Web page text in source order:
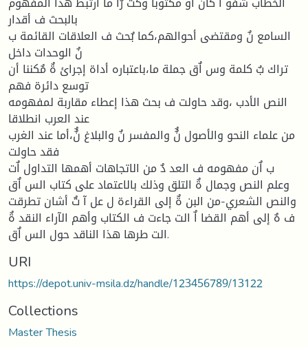
بالبحث ف أقدار
السامع نٌ ومقتضى أحوالهم،كما بٌحث ف العلاقات القائمة ب
نٌ الوحدات داخل
تراك بٌ كلمة وس اٌق جملة ما،باعتباره أداة إجرائ ةٌ مٌكننا أن
توسع دائرة فهم
النص الأدب ،وقد حاولت ف بحث هذا إعطاء مقاربة لمفهومه
عند العرب انطلاقا
من علماء النحو والأصول نٌٌ والمفسر نٌ والبلاغ نٌٌ،أما عند الغرب
فقد حاولت
ب اٌن مفهومه ف العد دٌ من الاتجاهات أهمها التداول اٌت
وعلم النص وجمال ةٌ التلق وذلك بالاعتماد على كتاب الس اٌق
والنص الشعري-من البن ةٌ إلى القراءة ل عل آ تٌ أشان تطرقت
ف هٌ إلى أهم القضا اٌ الت جاءت ف الكتاب وأهم الآراء النقد ةٌ
الت طرها هذا الناقد حول الس اٌق.
URI
https://depot.univ-msila.dz/handle/123456789/13122
Collections
Master Thesis